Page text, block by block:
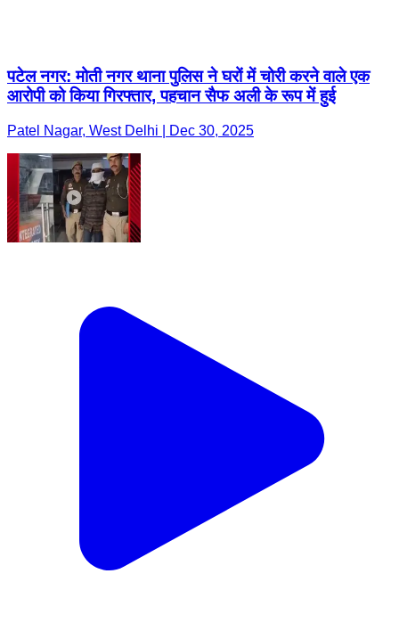
पटेल नगर: मोती नगर थाना पुलिस ने घरों में चोरी करने वाले एक
आरोपी को किया गिरफ्तार, पहचान सैफ अली के रूप में हुई
Patel Nagar, West Delhi | Dec 30, 2025